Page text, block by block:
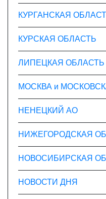
КУРГАНСКАЯ
КУРСКАЯ ОБЛАСТЬ
ЛИПЕЦКАЯ ОБЛАСТЬ
МОСКВА и
НЕНЕЦКИЙ АО
НИЖЕГОРОДСКАЯ
НОВОСИБИРСКАЯ
НОВОСТИ ДНЯ